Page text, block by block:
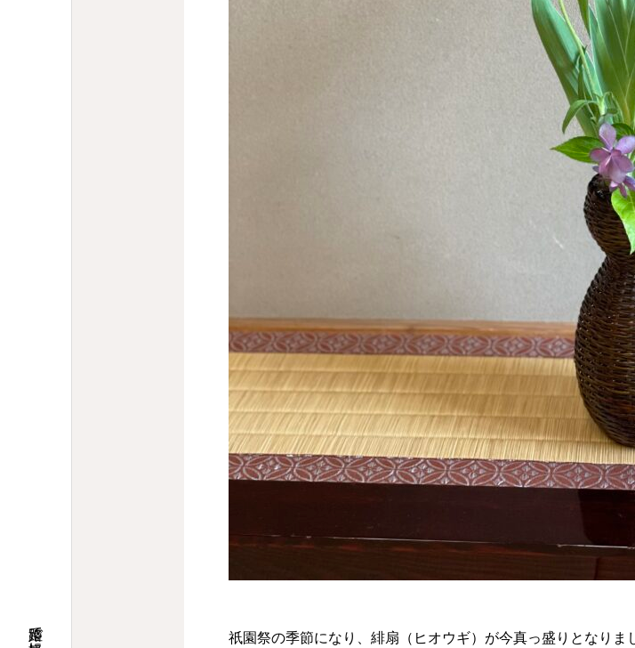
祇園祭の季節になり、緋扇（ヒオウギ）が今真っ盛りとなりま